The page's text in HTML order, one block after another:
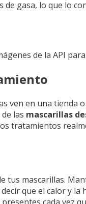
de gasa, lo que lo
de la API
ven en una tienda
las mascarillas
tratamientos
tus mascarillas.
que el calor y